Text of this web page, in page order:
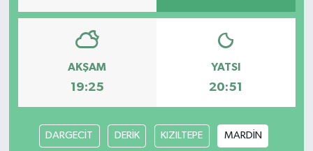
AKŞAM
19:25
YATSI
20:51
DARGECİT DERİK KIZILTEPE MARDİN